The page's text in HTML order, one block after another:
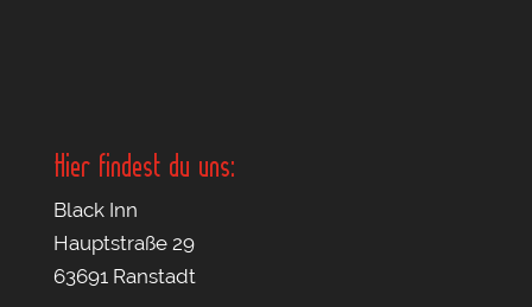
Hier findest du uns:
Black Inn
Hauptstraße 29
63691 Ranstadt